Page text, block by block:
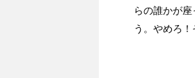
らの誰かが
う。やめろ